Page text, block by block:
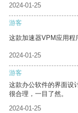
2024-01-25
游客
这款加速器VPM应用程
2024-01-25
游客
这款办公软件的界面设
很合理，一目了然。
2024-01-25